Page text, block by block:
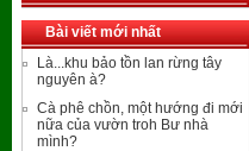
Bài viết mới nhất
Là...khu bảo tồn lan rừng tây
nguyên à?
Cà phê chồn, một hướng đi mới
nữa của vườn troh Bư nhà
mình?